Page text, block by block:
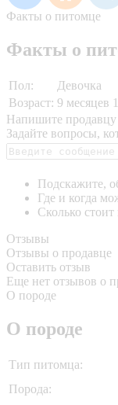
Факты о питомце
Факты о
Пол:
Девочка
Возраст: 9 месяцев
Напишите продавцу
Задайте вопросы,
Подскажите,
Где и когда
Сколько
Отзывы
Отзывы о продавце
Оставить отзыв
Еще нет отзывов о
О породе
О породе
Тип питомца:
Порода: